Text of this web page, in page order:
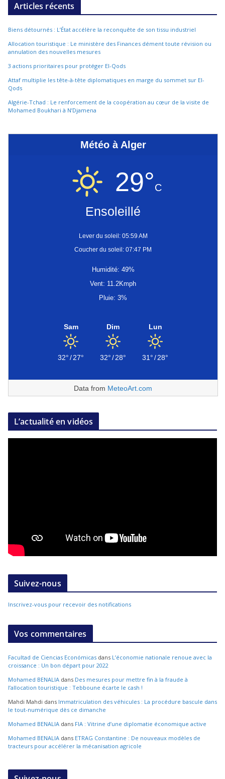
Articles récents
Biens détournés : L’État accélère la reconquête de son tissu industriel
Allocation touristique : Le ministère des Finances dément toute révision ou
annulation des nouvelles mesures
3 actions prioritaires pour protéger El-Qods
Attaf multiplie les tête-à-tête diplomatiques en marge du sommet sur El-
Qods
Algérie-Tchad : Le renforcement de la coopération au cœur de la visite de
Mohamed Boukhari à N’Djamena
Météo à Alger
29°C
Ensoleillé
Lever du soleil: 05:59 AM
Coucher du soleil: 07:47 PM
Humidité: 49%
Vent: 11.2Kmph
Pluie: 3%
Sam
32°/27°
Dim
32°/28°
Lun
31°/28°
Data from MeteoArt.com
L’actualité en vidéos
Suivez-nous
Inscrivez-vous pour recevoir des notifications
Vos commentaires
Facultad de Ciencias Económicas dans L’économie nationale renoue avec la
croissance : Un bon départ pour 2022
Mohamed BENALIA dans Des mesures pour mettre fin à la fraude à
l’allocation touristique : Tebboune écarte le cash !
Mahdi Mahdi dans Immatriculation des véhicules : La procédure bascule dans
le tout-numérique dès ce dimanche
Mohamed BENALIA dans FIA : Vitrine d’une diplomatie économique active
Mohamed BENALIA dans ETRAG Constantine : De nouveaux modèles de
tracteurs pour accélérer la mécanisation agricole